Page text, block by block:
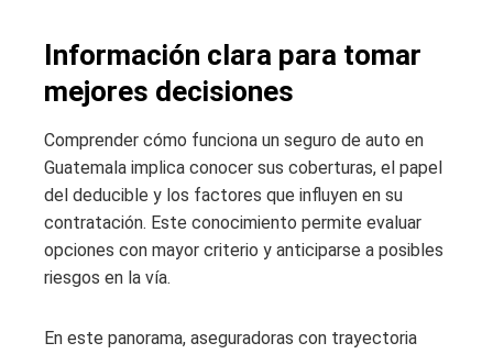
Información clara para tomar
mejores decisiones
Comprender cómo funciona un seguro de auto en
Guatemala implica conocer sus coberturas, el papel
del deducible y los factores que influyen en su
contratación. Este conocimiento permite evaluar
opciones con mayor criterio y anticiparse a posibles
riesgos en la vía.
En este panorama, aseguradoras con trayectoria